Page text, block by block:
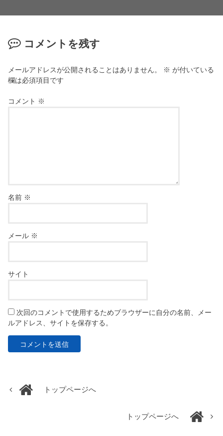
コメントを残す
メールアドレスが公開されることはありません。 ※ が付いている
欄は必須項目です
コメント ※
名前 ※
メール ※
サイト
次回のコメントで使用するためブラウザーに自分の名前、メー
ルアドレス、サイトを保存する。
トップページへ
トップページへ